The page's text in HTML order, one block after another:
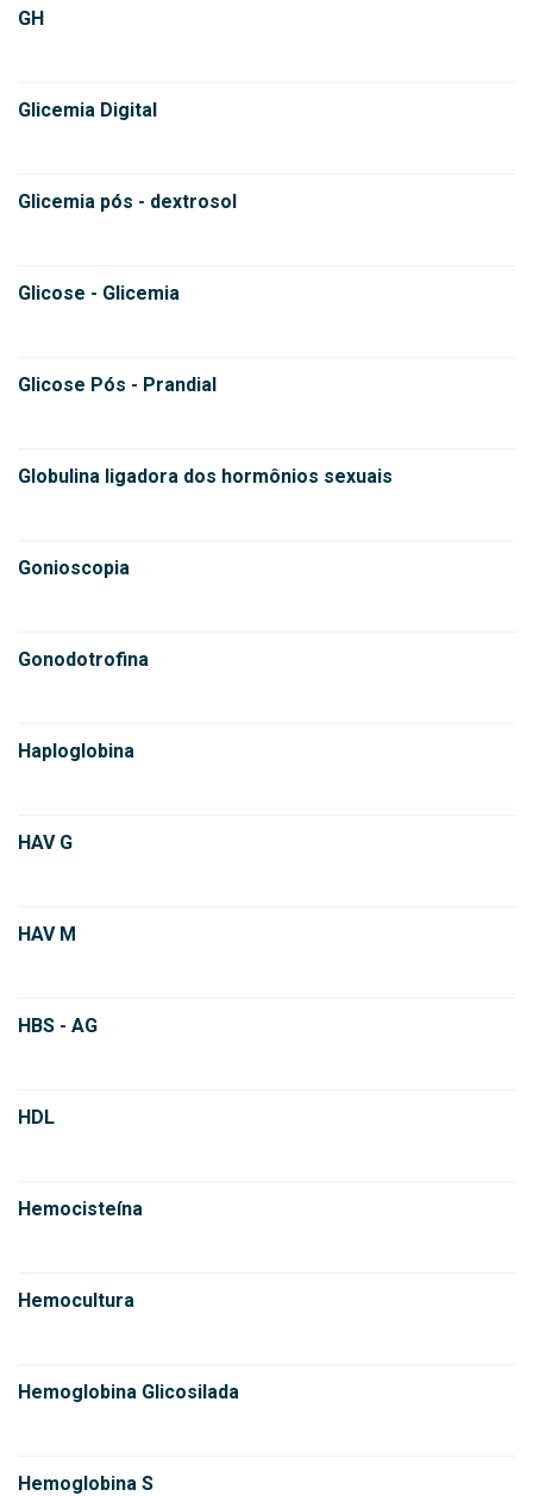
GH
Glicemia Digital
Glicemia pós - dextrosol
Glicose - Glicemia
Glicose Pós - Prandial
Globulina ligadora dos hormônios sexuais
Gonioscopia
Gonodotrofina
Haploglobina
HAV G
HAV M
HBS - AG
HDL
Hemocisteína
Hemocultura
Hemoglobina Glicosilada
Hemoglobina S